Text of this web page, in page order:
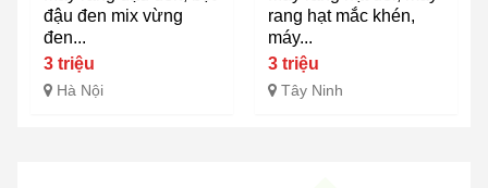
đậu đen mix vừng
đen...
3 triệu
Hà Nội
rang hạt mắc khén,
máy...
3 triệu
Tây Ninh